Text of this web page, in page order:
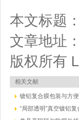
本文标题：
文章地址：
版权所有
相关文献
镀铝复合膜包装与方
“局部透明”真空镀铝